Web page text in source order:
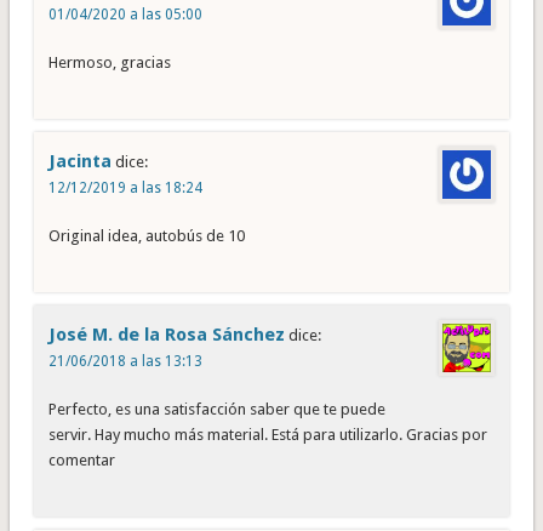
01/04/2020 a las 05:00
Hermoso, gracias
Jacinta dice:
12/12/2019 a las 18:24
Original idea, autobús de 10
José M. de la Rosa Sánchez dice:
21/06/2018 a las 13:13
Perfecto, es una satisfacción saber que te puede
servir. Hay mucho más material. Está para utilizarlo. Gracias por
comentar